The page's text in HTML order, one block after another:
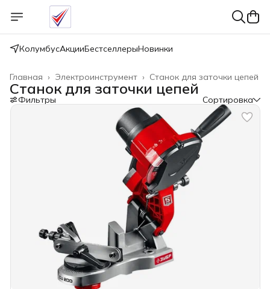
КолумбусАкцииБестселлерыНовинки
Станок для заточки цепей
Электроинструмент ›
Главная ›
Станок для заточки цепей
Фильтры Сортировка